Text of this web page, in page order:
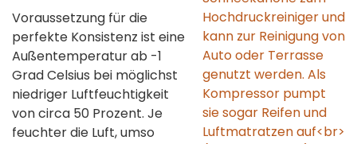
Voraussetzung für die
perfekte Konsistenz ist eine
Außentemperatur ab -1
Grad Celsius bei möglichst
niedriger Luftfeuchtigkeit
von circa 50 Prozent. Je
feuchter die Luft, umso